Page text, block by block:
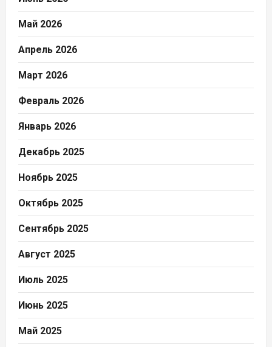
Май 2026
Апрель 2026
Март 2026
Февраль 2026
Январь 2026
Декабрь 2025
Ноябрь 2025
Октябрь 2025
Сентябрь 2025
Август 2025
Июль 2025
Июнь 2025
Май 2025